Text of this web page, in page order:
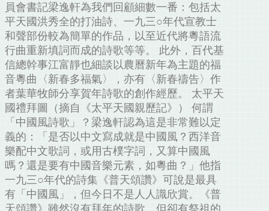
員會書記梁逸軒為我們回顧細數一番：包括太
平天國洪秀全的打油詩、一九三○年代宣教士
和聲部份較為簡單的作品，以至近代將粵語流
行曲重新填詞而成的詩歌等等。 此外，百代基
信總幹事江富靜也細談以農曆新年為主題的福
音粵曲〈新春多福氣〉，亦有〈新春禱告〉作
者葉華牧師分享賀年詩歌的創作經歷。 太平天
國禮拜圖（摘自《太平天國親歷記》） 何謂
「中國風詩歌」？梁逸軒認為這是非常難以定
義的：「是否以中文寫成就是中國風？西洋音
樂配中文歌詞，或用古樸字詞，又算中國風
嗎？還是要有中國音樂元素，如粵曲？」他指
一九三○年代的詩集《普天頌讚》可說是最具
有「中國風」，但今日不是人人識欣賞。《普
天頌讚》雖然沒有拜年的詩歌，但卻有祭祖的